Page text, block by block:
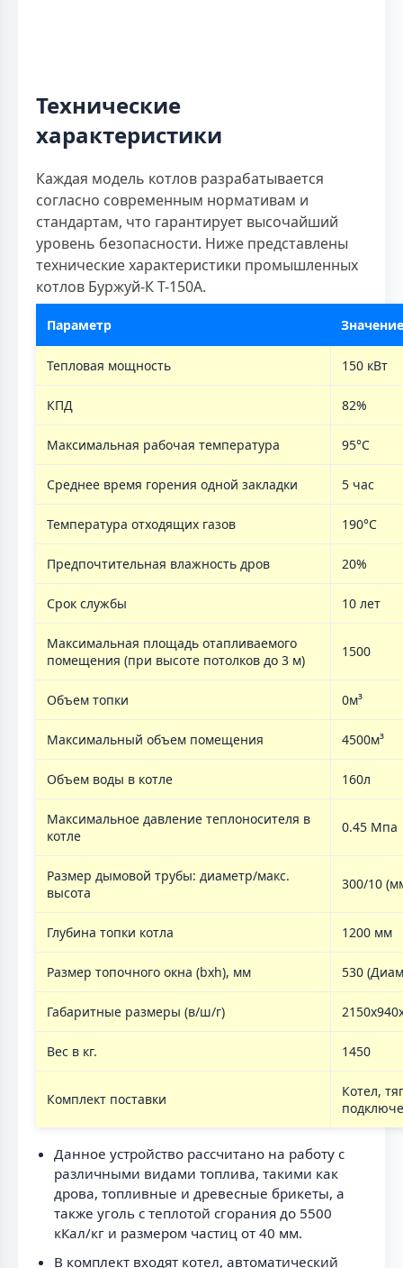
Технические
характеристики
Каждая модель котлов разрабатывается
согласно современным нормативам и
стандартам, что гарантирует высочайший
уровень безопасности. Ниже представлены
технические характеристики промышленных
котлов Буржуй-К Т-150А.
Параметр Значение
Тепловая мощность 150 кВт
КПД 82%
Максимальная рабочая температура 95°C
Среднее время горения одной закладки 5 час
Температура отходящих газов 190°С
Предпочтительная влажность дров 20%
Срок службы 10 лет
Максимальная площадь отапливаемого
помещения (при высоте потолков до 3 м)
1500
Объем топки 0м³
Максимальный объем помещения 4500м³
Объем воды в котле 160л
Максимальное давление теплоносителя в
котле
0.45 Мпа
Размер дымовой трубы: диаметр/макс.
высота
300/10
Глубина топки котла 1200 мм
Размер топочного окна (bxh), мм 530
Габаритные размеры (в/ш/г)
Вес в кг. 1450
Комплект поставки
Котел,
Данное устройство рассчитано на работу с
различными видами топлива, такими как
дрова, топливные и древесные брикеты, а
также уголь с теплотой сгорания до 5500
кКал/кг и размером частиц от 40 мм.
В комплект входят котел, автоматический